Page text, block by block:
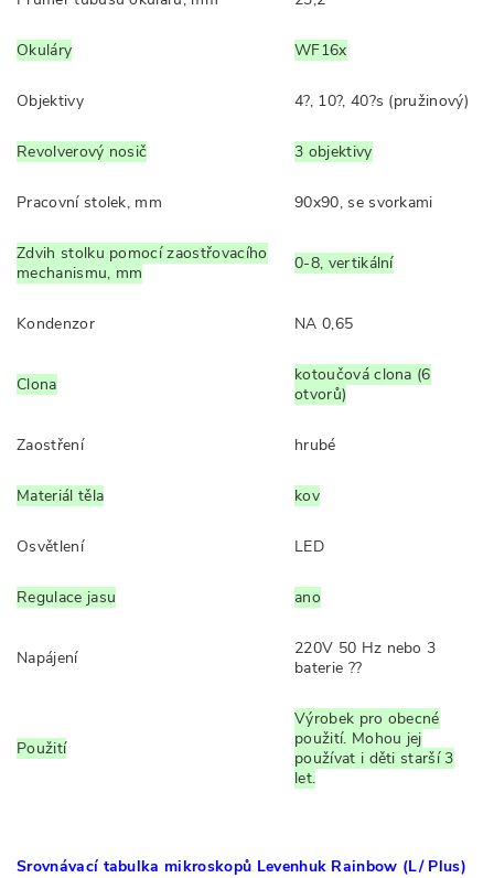
Okuláry WF16x
Objektivy 4?, 10?, 40?s (pružinový)
Revolverový nosič 3 objektivy
Pracovní stolek, mm 90x90, se svorkami
Zdvih stolku pomocí zaostřovacího
mechanismu, mm
0-8, vertikální
Kondenzor NA 0,65
Clona
kotoučová clona (6
otvorů)
Zaostření hrubé
Materiál těla kov
Osvětlení LED
Regulace jasu ano
Napájení
220V 50 Hz nebo 3
baterie ??
Použití
Výrobek pro obecné
použití. Mohou jej
používat i děti starší 3
let.
Srovnávací tabulka mikroskopů Levenhuk Rainbow (L/ Plus)